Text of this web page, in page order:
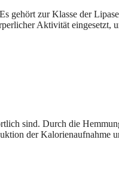
zur Klasse der
Aktivität eingesetzt,
sind. Durch die
der Kalorienaufnahme